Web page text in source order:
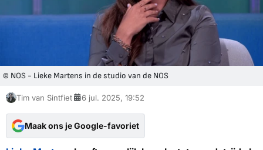
© NOS - Lieke Martens in de studio van de NOS
Tim van Sintfiet 6 jul. 2025, 19:52
Maak ons je Google-favoriet